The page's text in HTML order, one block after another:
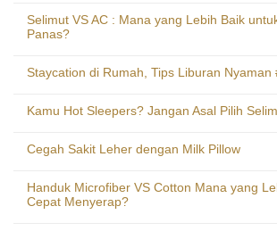
Selimut VS AC : Mana yang Lebih Baik
Panas?
Staycation di Rumah, Tips Liburan Nyaman
Kamu Hot Sleepers? Jangan Asal Pilih
Cegah Sakit Leher dengan Milk Pillow
Handuk Microfiber VS Cotton Mana yang
Cepat Menyerap?